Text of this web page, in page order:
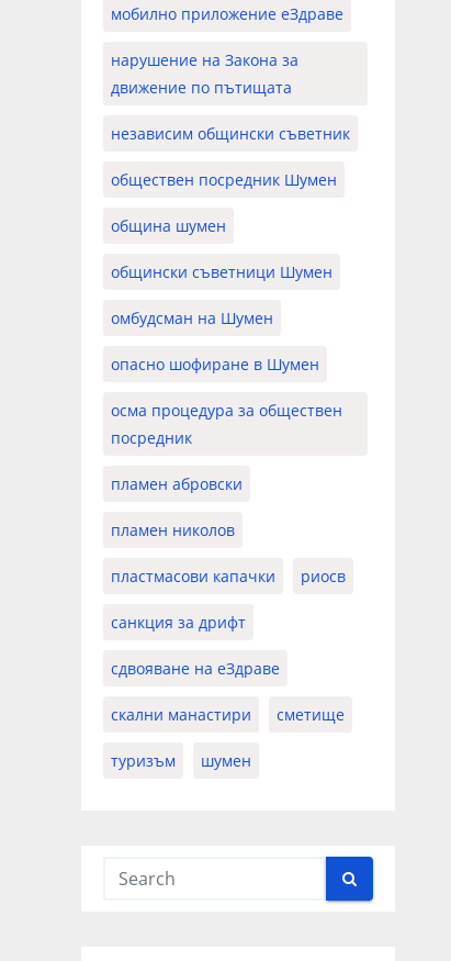
мобилно приложение еЗдраве
нарушение на Закона за
движение по пътищата
независим общински съветник
обществен посредник Шумен
община шумен
общински съветници Шумен
омбудсман на Шумен
опасно шофиране в Шумен
осма процедура за обществен
посредник
пламен абровски
пламен николов
пластмасови капачки риосв
санкция за дрифт
сдвояване на еЗдраве
скални манастири сметище
туризъм шумен